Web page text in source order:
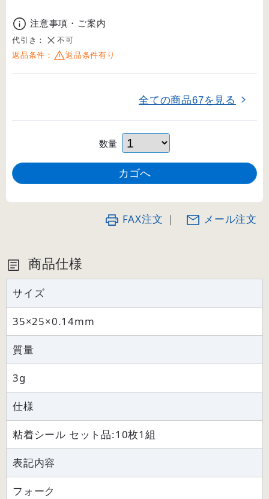
注意事項・ご案内
代引き：
不可
返品条件：
返品条件有り
全ての商品67を見る
数量
FAX注文 ｜ メール注文
商品仕様
サイズ
35×25×0.14mm
質量
3g
仕様
粘着シール セット品:10枚1組
表記内容
フォーク